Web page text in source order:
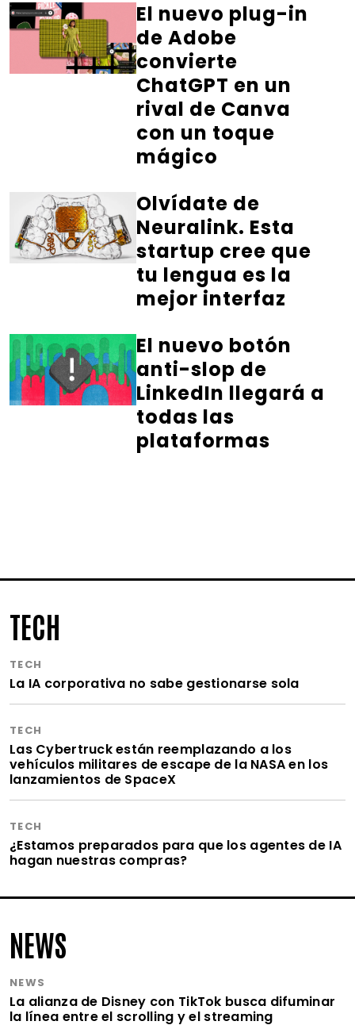
El nuevo plug-in
de Adobe
convierte
ChatGPT en un
rival de Canva
con un toque
mágico
Olvídate de
Neuralink. Esta
startup cree que
tu lengua es la
mejor interfaz
El nuevo botón
anti-slop de
LinkedIn llegará a
todas las
plataformas
TECH
TECH
La IA corporativa no sabe gestionarse sola
TECH
Las Cybertruck están reemplazando a los
vehículos militares de escape de la NASA en los
lanzamientos de SpaceX
TECH
¿Estamos preparados para que los agentes de IA
hagan nuestras compras?
NEWS
NEWS
La alianza de Disney con TikTok busca difuminar
la línea entre el scrolling y el streaming